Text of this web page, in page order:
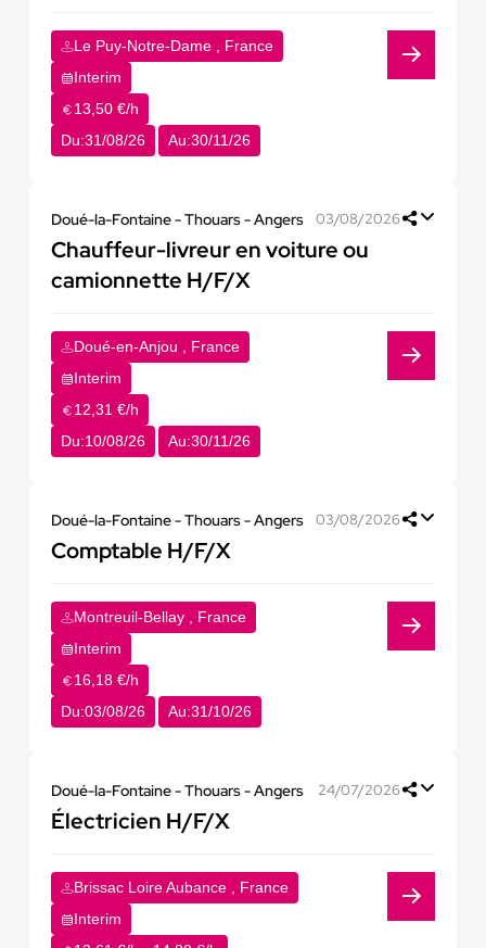
Le Puy-Notre-Dame , France
Interim
13,50 €/h
Du:31/08/26 Au:30/11/26
Doué-la-Fontaine - Thouars - Angers 03/08/2026
Chauffeur-livreur en voiture ou
camionnette H/F/X
Doué-en-Anjou , France
Interim
12,31 €/h
Du:10/08/26 Au:30/11/26
Doué-la-Fontaine - Thouars - Angers 03/08/2026
Comptable H/F/X
Montreuil-Bellay , France
Interim
16,18 €/h
Du:03/08/26 Au:31/10/26
Doué-la-Fontaine - Thouars - Angers 24/07/2026
Électricien H/F/X
Brissac Loire Aubance , France
Interim